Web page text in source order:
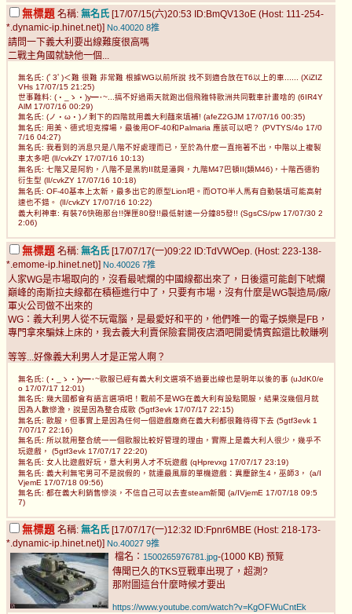
無標題 名稱: 無名氏 [17/07/15(六)20:53 ID:BmQV13oE (Host: 111-254-
*.dynamic-ip.hinet.net)] No.40020 8推
請問一下義大利要出線難度很高嗎
二戰主角國就缺他一個...
無名氏: (ﾟ3ﾟ)＜難 很難 非常難 根據WG以前所說 找不到適合放在T6以上的車...... (XiZIZ
VHs 17/07/15 21:25)
世事難料: (・_ゝ・)y━･~...搞不好過兩天就跑出個飛雅特歐洲共同戰車計畫啥的 (6IR4Y
AlM 17/07/16 00:29)
無名氏: (ノ・ω・)ノ剩下的四階就用義大利麵來填補! (afeZ2GJM 17/07/16 00:35)
無名氏: 用美、德式坦克撐場，最後用OF-40和Palmaria 應該可以吧？ (PVTYS/4o 17/0
7/16 04:27)
無名氏: 我看到的消息只是八階不好處理而已，至於為什麼一直拖著不出，中階以上複製
車太多吧 (lI/cvkZY 17/07/16 10:13)
無名氏: 七階又是阿豹，八階不是黑豹II就是潘興，九階M47巴頓II(類M46)，十階西德豹
衍生型 (lI/cvkZY 17/07/16 10:18)
無名氏: OF-40基本上太新，最多出它的原型Lion吧。而OTO半人馬有自動裝填可能高射
速也不錯。 (lI/cvkZY 17/07/16 10:22)
義大利神車: 有裝76快砲那台!!彈匣80發!!最低射速一分鐘85發!! (SgsCS/pw 17/07/30 2
2:06)
無標題 名稱: 無名氏 [17/07/17(一)09:22 ID:TdVWOep. (Host: 223-138-
*.emome-ip.hinet.net)] No.40026 7推
人家WG是市場取向的，沒看最唬爛的中國線都出來了，日後還可能創下唬爛
巔峰的南斯拉夫線都在積極進行中了，只要有市場，沒有什麼是WG製造局/廠/
軍火公司做不出來的
WG：義大利男人從不玩電腦，是最愛好和平的，他們唯一的電子娛樂是FB，
專門拿來騙妹上床的，我去義大利賣保險套開夜店酒吧開愛情賓館還比較賺咧
等等...好像義大利男人才是正常人啊？
無名氏: (・_ゝ・)y━･~歐服已經有義大利文選項不過要出線也是明年以後的事 (uJdK0/e
o 17/07/17 12:01)
無名氏: 幾大國都會有語言選項吧！戰前不是WG在義大利有設點開服，結果沒幾個月就
因為人數慘澹，說是因為整合成歐 (5gtf3evk 17/07/17 22:15)
無名氏: 歐服，但事實上是因為任何一個遊戲廠商在義大利都很難待得下去 (5gtf3evk 1
7/07/17 22:16)
無名氏: 所以就用整合統一一個歐服比較好管理的理由，實際上是義大利人很少，幾乎不
玩遊戲， (5gtf3evk 17/07/17 22:20)
無名氏: 女人比遊戲好玩，意大利男人才不玩遊戲 (qHprevxg 17/07/17 23:19)
無名氏: 義大利無宅男可不是說假的，就連最風靡的單機遊戲：異塵餘生4，巫師3， (a/I
VjemE 17/07/18 09:56)
無名氏: 都在義大利銷售慘淡，不信自己可以去查steam新聞 (a/IVjemE 17/07/18 09:5
7)
無標題 名稱: 無名氏 [17/07/17(一)12:32 ID:Fpnr6MBE (Host: 218-173-
*.dynamic-ip.hinet.net)] No.40027 9推
檔名： 1500265976781.jpg-(1000 KB) 預覽
傳聞已久的TKS豆戰車出現了，超測?
那附圖這台什麼時候才要出
https://www.youtube.com/watch?v=KgOFWuCntEk